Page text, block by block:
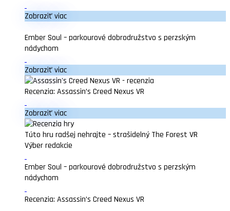
Zobraziť viac
Ember Soul – parkourové dobrodružstvo s perzským
nádychom
Zobraziť viac
Recenzia: Assassin’s Creed Nexus VR
Zobraziť viac
Túto hru radšej nehrajte – strašidelný The Forest VR
Výber redakcie
Ember Soul – parkourové dobrodružstvo s perzským
nádychom
Recenzia: Assassin’s Creed Nexus VR